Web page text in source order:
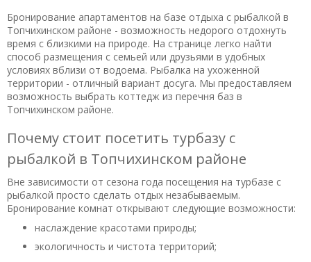
Бронирование апартаментов на базе отдыха с рыбалкой в
Топчихинском районе - возможность недорого отдохнуть
время с близкими на природе. На странице легко найти
способ размещения с семьей или друзьями в удобных
условиях вблизи от водоема. Рыбалка на ухоженной
территории - отличный вариант досуга. Мы предоставляем
возможность выбрать коттедж из перечня баз в
Топчихинском районе.
Почему стоит посетить турбазу с
рыбалкой в Топчихинском районе
Вне зависимости от сезона года посещения на турбазе с
рыбалкой просто сделать отдых незабываемым.
Бронирование комнат открывают следующие возможности:
наслаждение красотами природы;
экологичность и чистота территорий;